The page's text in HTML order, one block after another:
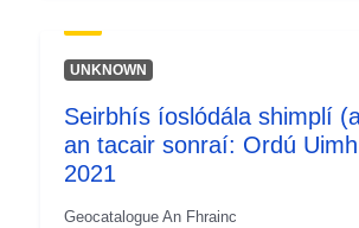
UNKNOWN
Seirbhís íoslódála shimplí
an tacair sonraí: Ordú
2021
Geocatalogue An Fhrainc